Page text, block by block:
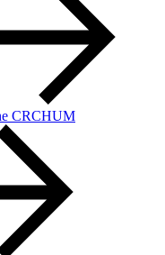
CRCHUM